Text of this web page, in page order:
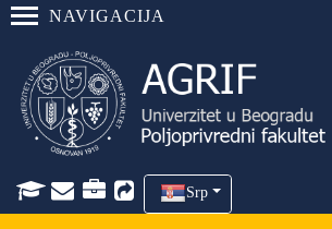
NAVIGACIJA
Srp